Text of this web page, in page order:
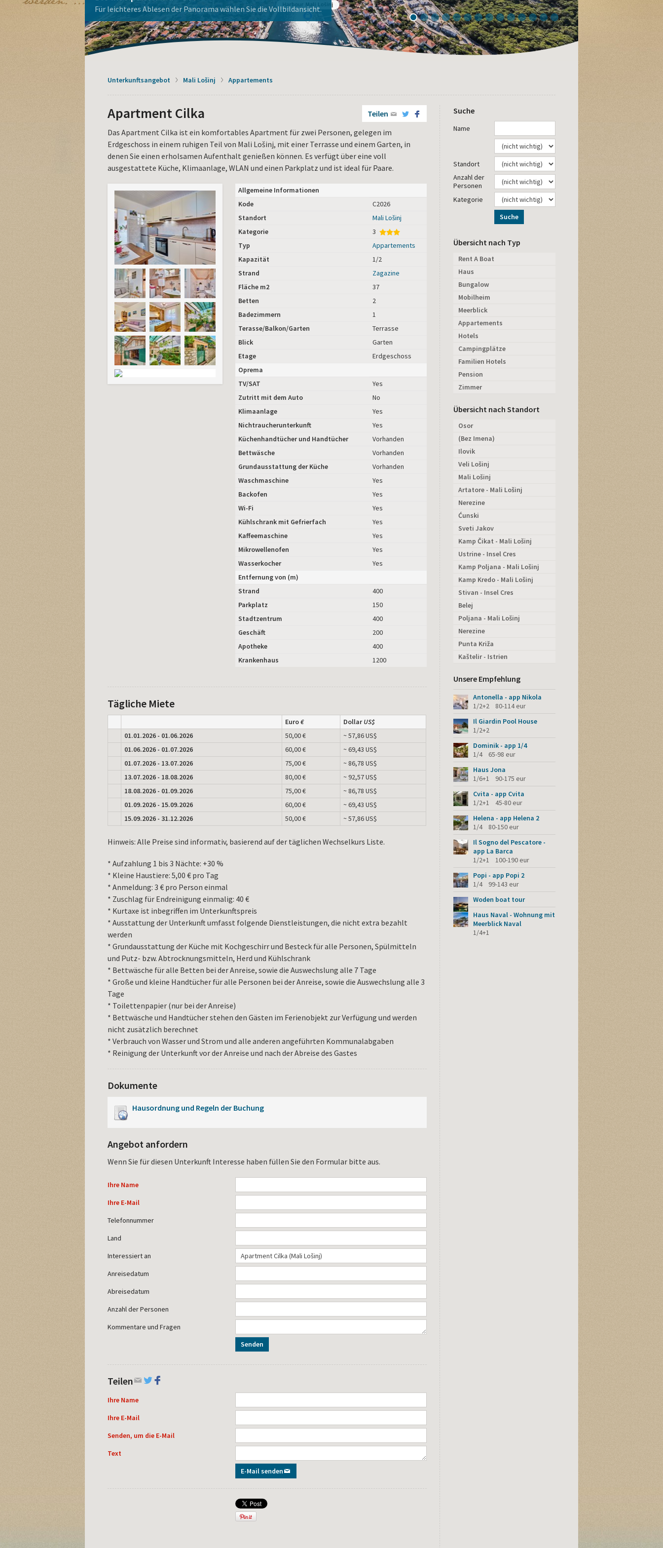
Für leichteres Ablesen der Panorama wählen Sie die Vollbildansicht.
genießen.
La Dolce Vita Haus
Apoxyomenos auf Lošinj
Mieten Sie ein Boot
Aquapark Čikat - Buchen Sie hier!
Wohnungen auf der Insel Lošinj!
1 2 3 4 5 6 7 8 9 10 11 12 13 14
Unterkunftsangebot Mali Lošinj Appartements
Apartment Cilka
Teilen
Das Apartment Cilka ist ein komfortables Apartment für zwei Personen, gelegen im
Erdgeschoss in einem ruhigen Teil von Mali Lošinj, mit einer Terrasse und einem Garten, in
denen Sie einen erholsamen Aufenthalt genießen können. Es verfügt über eine voll
ausgestattete Küche, Klimaanlage, WLAN und einen Parkplatz und ist ideal für Paare.
Allgemeine Informationen
Kode
C2026
Standort
Mali Lošinj
Kategorie
3
Typ
Appartements
Kapazität
1/2
Strand
Zagazine
Fläche m2
37
Betten
2
Badezimmern
1
Terasse/Balkon/Garten
Terrasse
Blick
Garten
Etage
Erdgeschoss
Oprema
TV/SAT
Yes
Zutritt mit dem Auto
No
Klimaanlage
Yes
Nichtraucherunterkunft
Yes
Küchenhandtücher und Handtücher
Vorhanden
Bettwäsche
Vorhanden
Grundausstattung der Küche
Vorhanden
Waschmaschine
Yes
Backofen
Yes
Wi-Fi
Yes
Kühlschrank mit Gefrierfach
Yes
Kaffeemaschine
Yes
Mikrowellenofen
Yes
Wasserkocher
Yes
Entfernung von (m)
Strand
400
Parkplatz
150
Stadtzentrum
400
Geschäft
200
Apotheke
400
Krankenhaus
1200
Tägliche Miete
Euro€ DollarUS$
01.01.2026 - 01.06.2026
50,00 €
~ 57,86 US$
01.06.2026 - 01.07.2026
60,00 €
~ 69,43 US$
01.07.2026 - 13.07.2026
75,00 €
~ 86,78 US$
13.07.2026 - 18.08.2026
80,00 €
~ 92,57 US$
18.08.2026 - 01.09.2026
75,00 €
~ 86,78 US$
01.09.2026 - 15.09.2026
60,00 €
~ 69,43 US$
15.09.2026 - 31.12.2026
50,00 € ~ 57,86 US$
Hinweis: Alle Preise sind informativ, basierend auf der täglichen Wechselkurs Liste.
* Aufzahlung 1 bis 3 Nächte: +30 %
* Kleine Haustiere: 5,00 € pro Tag
* Anmeldung: 3 € pro Person einmal
* Zuschlag für Endreinigung einmalig: 40 €
* Kurtaxe ist inbegriffen im Unterkunftspreis
* Ausstattung der Unterkunft umfasst folgende Dienstleistungen, die nicht extra bezahlt
werden
* Grundausstattung der Küche mit Kochgeschirr und Besteck für alle Personen, Spülmitteln
und Putz- bzw. Abtrocknungsmitteln, Herd und Kühlschrank
* Bettwäsche für alle Betten bei der Anreise, sowie die Auswechslung alle 7 Tage
* Große und kleine Handtücher für alle Personen bei der Anreise, sowie die Auswechslung alle 3
Tage
* Toilettenpapier (nur bei der Anreise)
* Bettwäsche und Handtücher stehen den Gästen im Ferienobjekt zur Verfügung und werden
nicht zusätzlich berechnet
* Verbrauch von Wasser und Strom und alle anderen angeführten Kommunalabgaben
* Reinigung der Unterkunft vor der Anreise und nach der Abreise des Gastes
Dokumente
Hausordnung und Regeln der Buchung
Angebot anfordern
Wenn Sie für diesen Unterkunft Interesse haben füllen Sie den Formular bitte aus.
Ihre Name
Ihre E-Mail
Telefonnummer
Land
Interessiert an
Anreisedatum
Abreisedatum
Anzahl der Personen
Kommentare und Fragen
Senden
Teilen
Ihre Name
Ihre E-Mail
Senden, um die E-Mail
Text
E-Mail senden
Suche
Name
Standort
Anzahl der
Personen
Kategorie
Suche
Übersicht nach Typ
Rent A Boat
Haus
Bungalow
Mobilheim
Meerblick
Appartements
Hotels
Campingplätze
Familien Hotels
Pension
Zimmer
Übersicht nach Standort
Osor
(Bez Imena)
Ilovik
Veli Lošinj
Mali Lošinj
Artatore - Mali Lošinj
Nerezine
Ćunski
Sveti Jakov
Kamp Čikat - Mali Lošinj
Ustrine - Insel Cres
Kamp Poljana - Mali Lošinj
Kamp Kredo - Mali Lošinj
Stivan - Insel Cres
Belej
Poljana - Mali Lošinj
Nerezine
Punta Križa
Kaštelir - Istrien
Unsere Empfehlung
Antonella - app Nikola
1/2+2 80-114 eur
Il Giardin Pool House
1/2+2
Dominik - app 1/4
1/4 65-98 eur
Haus Jona
1/6+1 90-175 eur
Cvita - app Cvita
1/2+1 45-80 eur
Helena - app Helena 2
1/4 80-150 eur
Il Sogno del Pescatore -
app La Barca
1/2+1 100-190 eur
Popi - app Popi 2
1/4 99-143 eur
Woden boat tour
Haus Naval - Wohnung mit
Meerblick Naval
1/4+1